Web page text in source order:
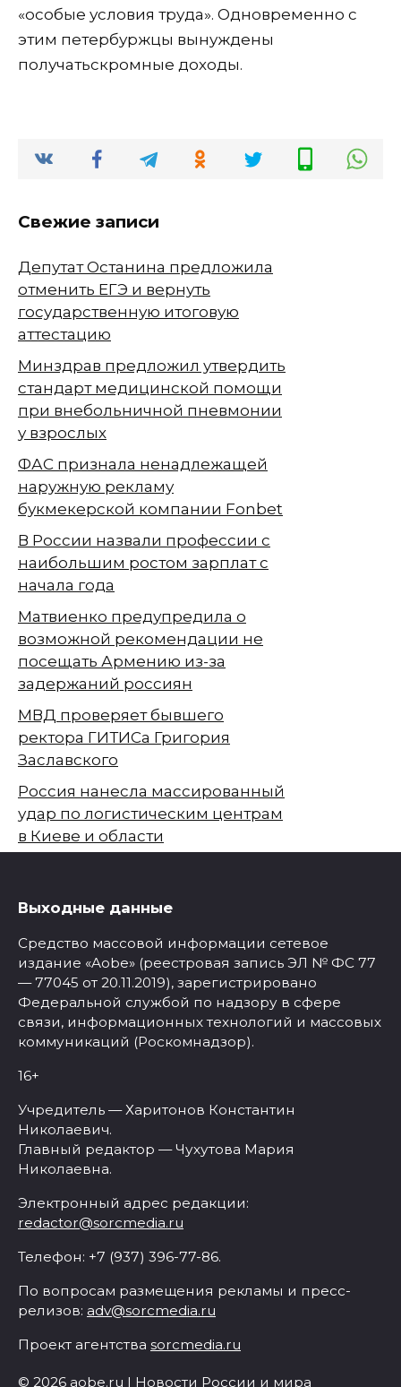
«особые условия труда». Одновременно с
этим петербуржцы вынуждены
получатьскромные доходы.
Свежие записи
Депутат Останина предложила
отменить ЕГЭ и вернуть
государственную итоговую
аттестацию
Минздрав предложил утвердить
стандарт медицинской помощи
при внебольничной пневмонии
у взрослых
ФАС признала ненадлежащей
наружную рекламу
букмекерской компании Fonbet
В России назвали профессии с
наибольшим ростом зарплат с
начала года
Матвиенко предупредила о
возможной рекомендации не
посещать Армению из-за
задержаний россиян
МВД проверяет бывшего
ректора ГИТИСа Григория
Заславского
Россия нанесла массированный
удар по логистическим центрам
в Киеве и области
Выходные данные
Средство массовой информации сетевое
издание «Aobe» (реестровая запись ЭЛ № ФС 77
— 77045 от 20.11.2019), зарегистрировано
Федеральной службой по надзору в сфере
связи, информационных технологий и массовых
коммуникаций (Роскомнадзор).
16+
Учредитель — Харитонов Константин
Николаевич.
Главный редактор — Чухутова Мария
Николаевна.
Электронный адрес редакции:
redactor@sorcmedia.ru
Телефон: +7 (937) 396-77-86.
По вопросам размещения рекламы и пресс-
релизов: adv@sorcmedia.ru
Проект агентства sorcmedia.ru
© 2026 aobe.ru | Новости России и мира